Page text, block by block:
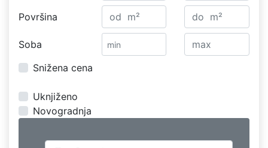
Površina
Soba
Snižena cena
Uknjiženo
Novogradnja